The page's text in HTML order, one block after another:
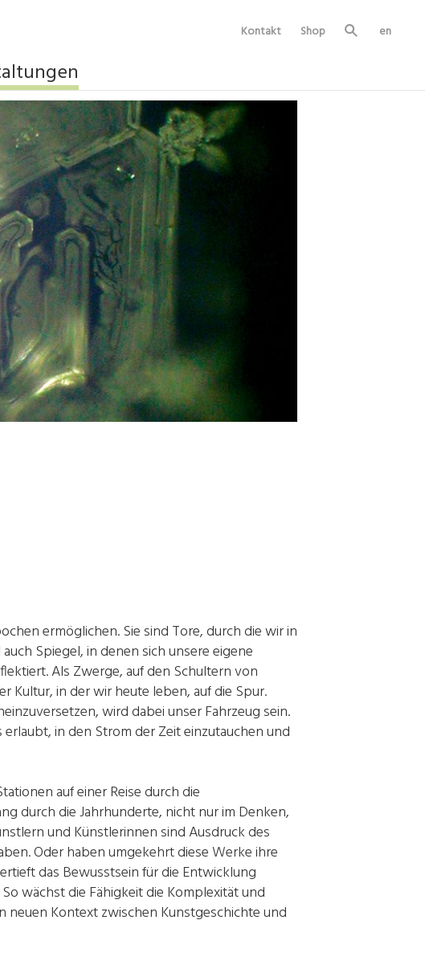
Kontakt Shop
Su
en
ermöglichen. Sie sind Tore, durch die wir in
Spiegel, in denen sich unsere eigene
Als Zwerge, auf den Schultern von
Kultur, in der wir heute leben, auf die Spur.
wird dabei unser Fahrzeug sein.
in den Strom der Zeit einzutauchen und
auf einer Reise durch die
durch die Jahrhunderte, nicht nur im Denken,
und Künstlerinnen sind Ausdruck des
Oder haben umgekehrt diese Werke ihre
das Bewusstsein für die Entwicklung
wächst die Fähigkeit die Komplexität und
neuen Kontext zwischen Kunstgeschichte und